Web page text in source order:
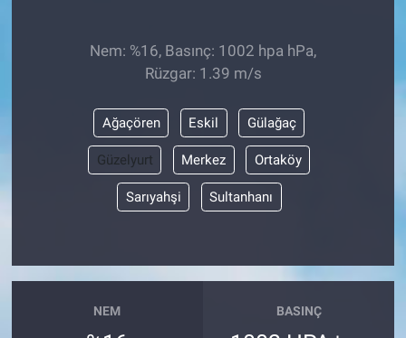
Nem: %16, Basınç: 1002 hpa hPa,
Rüzgar: 1.39 m/s
Ağaçören Eskil Gülağaç
Güzelyurt Merkez Ortaköy
Sarıyahşi Sultanhanı
NEM BASINÇ